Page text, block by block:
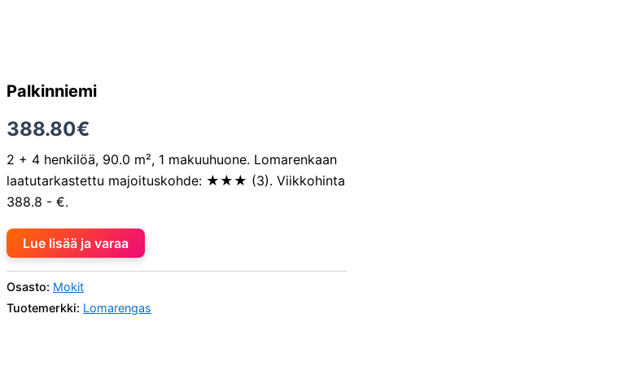
Palkinniemi
388.80€
2 + 4 henkilöä, 90.0 m², 1 makuuhuone. Lomarenkaan
laatutarkastettu majoituskohde: ★★★ (3). Viikkohinta
388.8 - €.
Lue lisää ja varaa
Osasto: Mokit
Tuotemerkki: Lomarengas